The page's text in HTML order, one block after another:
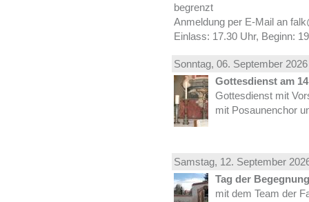
begrenzt
Anmeldung per E-Mail an
Einlass: 17.30 Uhr, Beginn:
Sonntag, 06. September
Gottesdienst am
Gottesdienst mit
mit Posaunenchor
Samstag, 12. September
Tag der
mit dem Team der